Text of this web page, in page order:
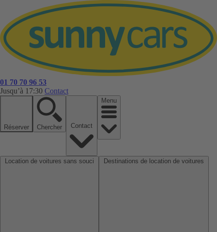
01 70 70 96 53
Jusqu’à 17:30 Contact
Réserver Chercher
Menu